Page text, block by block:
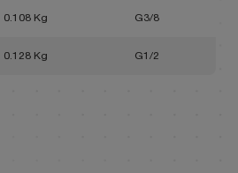
0.108 Kg G3/8
0.128 Kg G1/2